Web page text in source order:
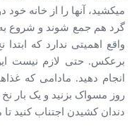
میکشید، آنها را از خانه خود
گرد هم جمع شوند و شروع به
واقع اهمیتی ندارد که
برعکس. حتی لازم نیست
انجام دهید. مادامی که
روز مسواک بزنید و یک بار نخ
دندان کشیدن اجتناب کنید تا